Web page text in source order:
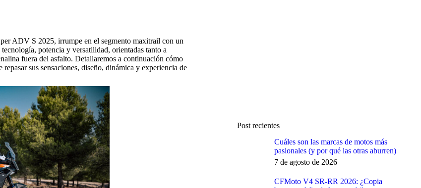
ADV S 2025, irrumpe en el segmento maxitrail con un
potencia y versatilidad, orientadas tanto a
fuera del asfalto. Detallaremos a continuación cómo
sus sensaciones, diseño, dinámica y experiencia de
Post recientes
Cuáles son las marcas de motos más
pasionales (y por qué las otras aburren)
7 de agosto de 2026
CFMoto V4 SR-RR 2026: ¿Copia